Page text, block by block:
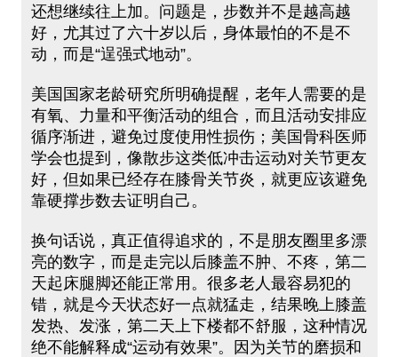
还想继续往上加。问题是，步数并不是越高越
好，尤其过了六十岁以后，身体最怕的不是不
动，而是“逞强式地动”。
美国国家老龄研究所明确提醒，老年人需要的是
有氧、力量和平衡活动的组合，而且活动安排应
循序渐进，避免过度使用性损伤；美国骨科医师
学会也提到，像散步这类低冲击运动对关节更友
好，但如果已经存在膝骨关节炎，就更应该避免
靠硬撑步数去证明自己。
换句话说，真正值得追求的，不是朋友圈里多漂
亮的数字，而是走完以后膝盖不肿、不疼，第二
天起床腿脚还能正常用。很多老人最容易犯的
错，就是今天状态好一点就猛走，结果晚上膝盖
发热、发涨，第二天上下楼都不舒服，这种情况
绝不能解释成“运动有效果”。因为关节的磨损和